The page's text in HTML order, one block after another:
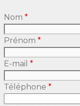
Nom *
Prénom *
E-mail *
Téléphone *